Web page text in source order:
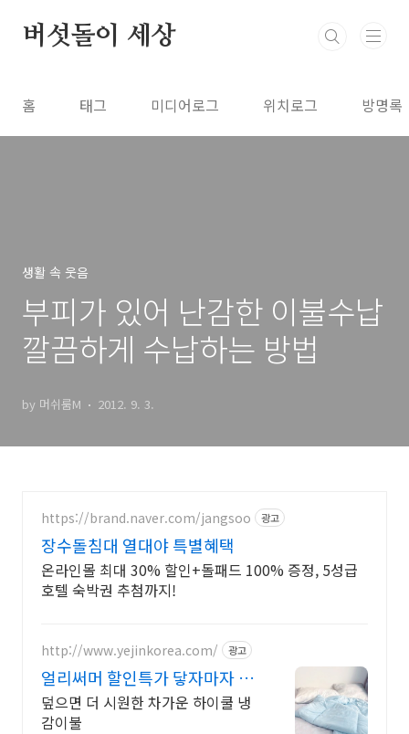
버섯돌이 세상
홈 태그 미디어로그 위치로그 방명록
생활 속 웃음
부피가 있어 난감한 이불수납
깔끔하게 수납하는 방법
by 머쉬룸M 2012. 9. 3.
https://brand.naver.com/jangsoo 광고
장수돌침대 열대야 특별혜택
온라인몰 최대 30% 할인+돌패드 100% 증정, 5성급
호텔 숙박권 추첨까지!
http://www.yejinkorea.com/ 광고
얼리써머 할인특가 닿자마자 차
가운 하이쿨 이불
덮으면 더 시원한 차가운 하이쿨 냉
감이불